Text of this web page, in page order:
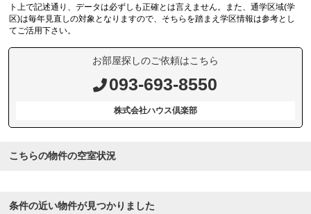
ト上で記述通り、データは必ずしも正確とは言えません。また、通学区域(学
区)は毎年見直しの対象となりますので、そちらを踏まえ学区情報は参考とし
てご活用下さい。
お部屋探しのご依頼はこちら
093-693-8550
株式会社ハウス倶楽部
こちらの物件の空室状況
条件の近い物件が見つかりました